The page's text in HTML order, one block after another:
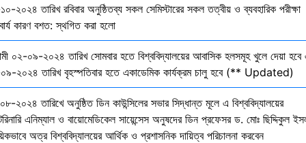
২০২৪ তারিখ রবিবার অনুষ্ঠিতব্য সকল সেমিস্টারের সকল তত্বীয় ও ব্যবহারিক পরীক্ষা
কারণ বশত: স্থগিত করা হলো
০২-০৯-২০২৪ তারিখ সোমবার হতে বিশ্ববিদ্যালয়ের আবাসিক হলসমূহ খুলে দেয়া হবে
২০২৪ তারিখ বৃহস্পতিবার হতে একাডেমিক কার্যক্রম চালু হবে (** Updated)
২০২৪ তারিখে অনুষ্ঠিত ডিন কাউন্সিলের সভার সিদ্ধান্ত মূলে এ বিশ্ববিদ্যালয়ের
এনিম্যাল ও বায়োমেডিকেল সায়েন্সেস অনুষদের ডিন প্রফেসর ড. মোঃ ছিদ্দিকুল
অত্র বিশ্ববিদ্যালয়ের আর্থিক ও প্রশাসনিক দায়িত্ব পরিচালনা করবেন